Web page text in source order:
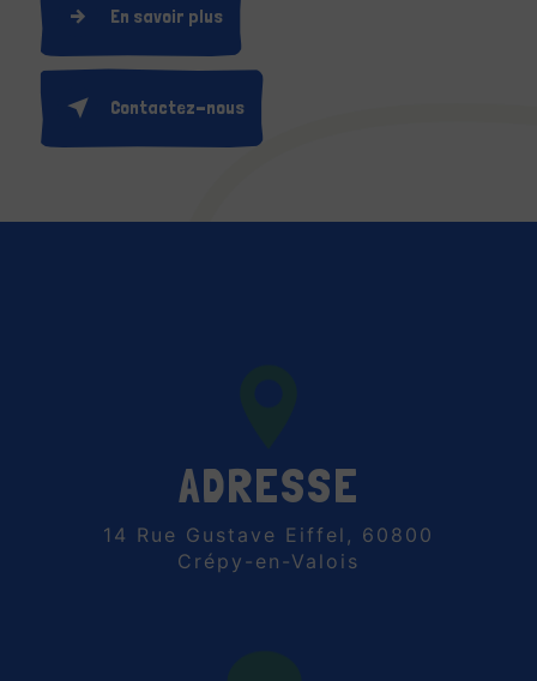
En savoir plus
Contactez-nous
ADRESSE
14 Rue Gustave Eiffel, 60800
Crépy-en-Valois